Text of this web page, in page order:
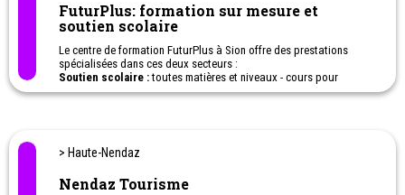
FuturPlus: formation sur mesure et
soutien scolaire
Le centre de formation FuturPlus à Sion offre des prestations
spécialisées dans ces deux secteurs :
Soutien scolaire :toutes matières et niveaux - cours pour
écoliers, apprentis, gymnasiens - examens finaux cantonaux -
anglais.
> Haute-Nendaz
Nendaz Tourisme